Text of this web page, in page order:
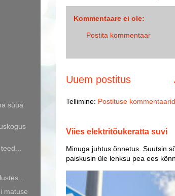
Kommentaare ei ole:
Postita kommentaar
Uuem postitus
Tellimine: Postituse
Viies elektritõukeratta suvi
Minuga juhtus õnnetus. Suutsin
paiskusin üle lenksu pea ees
süüa
matuse